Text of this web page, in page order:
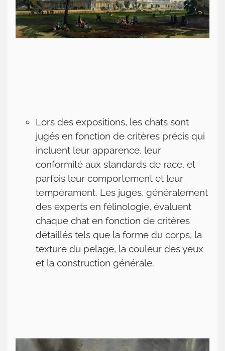
Lors des expositions, les chats sont
jugés en fonction de critères précis qui
incluent leur apparence, leur
conformité aux standards de race, et
parfois leur comportement et leur
tempérament. Les juges, généralement
des experts en félinologie, évaluent
chaque chat en fonction de critères
détaillés tels que la forme du corps, la
texture du pelage, la couleur des yeux
et la construction générale.